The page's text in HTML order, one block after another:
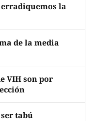
erradiquemos la
de la media
VIH son por
tabú